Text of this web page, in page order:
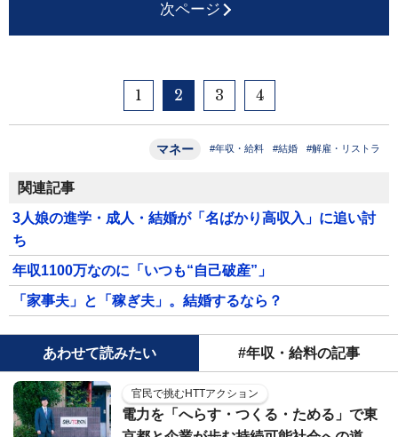
次ページ
1 2 3 4
マネー #年収・給料 #結婚 #解雇・リストラ
関連記事
3人娘の進学・成人・結婚が「名ばかり高収入」に追い討
ち
年収1100万なのに「いつも“自己破産”」
「家事夫」と「稼ぎ夫」。結婚するなら？
あわせて読みたい #年収・給料の記事
官民で挑むHTTアクション
電力を「へらす・つくる・ためる」で東